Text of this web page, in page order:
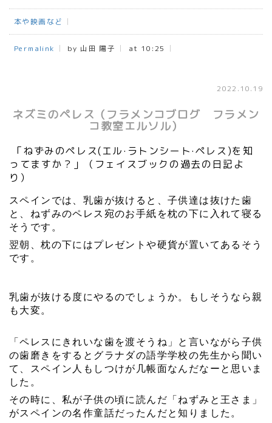
本や映画など
Permalink by 山田 陽子 at 10:25
2022.10.19
ネズミのペレス（フラメンコブログ フラメン
コ教室エルソル）
「ねずみのペレス(エル·ラトンシート·ペレス)を知
ってますか？」（フェイスブックの過去の日記よ
り）
スペインでは、乳歯が抜けると、子供達は抜けた歯
と、ねずみのペレス宛のお手紙を枕の下に入れて寝る
そうです。
翌朝、枕の下にはプレゼントや硬貨が置いてあるそう
です。
乳歯が抜ける度にやるのでしょうか。もしそうなら親
も大変。
「ペレスにきれいな歯を渡そうね」と言いながら子供
の歯磨きをするとグラナダの語学学校の先生から聞い
て、スペイン人もしつけが几帳面なんだなーと思いま
した。
その時に、私が子供の頃に読んだ「ねずみと王さま」
がスペインの名作童話だったんだと知りました。